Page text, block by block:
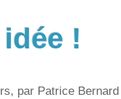
!
par Patrice Bernard